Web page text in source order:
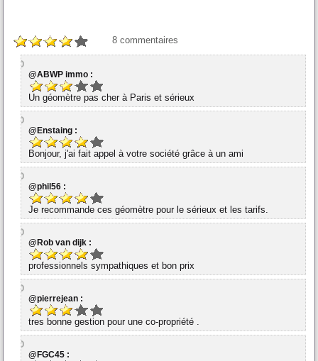
8 commentaires
@ABWP immo :
Un géomètre pas cher à Paris et sérieux
@Enstaing :
Bonjour, j'ai fait appel à votre société grâce à un ami
@phil56 :
Je recommande ces géomètre pour le sérieux et les tarifs.
@Rob van dijk :
professionnels sympathiques et bon prix
@pierrejean :
tres bonne gestion pour une co-propriété .
@FGC45 :